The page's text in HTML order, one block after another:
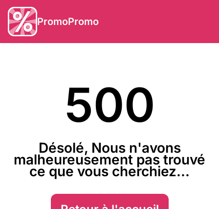
PromoPromo
500
Désolé, Nous n'avons
malheureusement pas trouvé
ce que vous cherchiez...